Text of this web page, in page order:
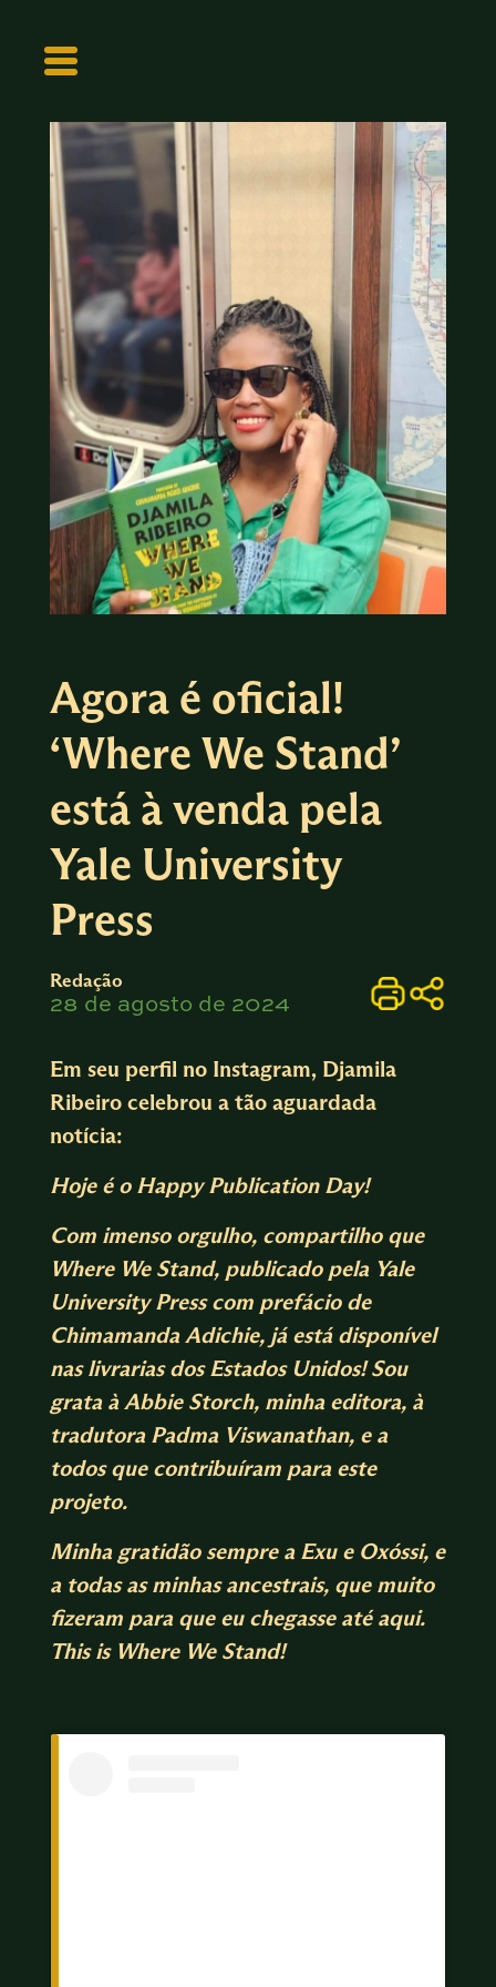
Agora é oficial!
‘Where We Stand’
está à venda pela
Yale University
Press
Redação
28 de agosto de 2024
Em seu perfil no Instagram, Djamila
Ribeiro celebrou a tão aguardada
notícia:
Hoje é o Happy Publication Day!
Com imenso orgulho, compartilho que
Where We Stand, publicado pela Yale
University Press com prefácio de
Chimamanda Adichie, já está disponível
nas livrarias dos Estados Unidos! Sou
grata à Abbie Storch, minha editora, à
tradutora Padma Viswanathan, e a
todos que contribuíram para este
projeto.
Minha gratidão sempre a Exu e Oxóssi, e
a todas as minhas ancestrais, que muito
fizeram para que eu chegasse até aqui.
This is Where We Stand!